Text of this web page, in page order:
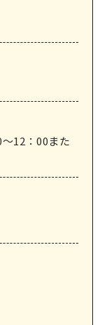
12：00また